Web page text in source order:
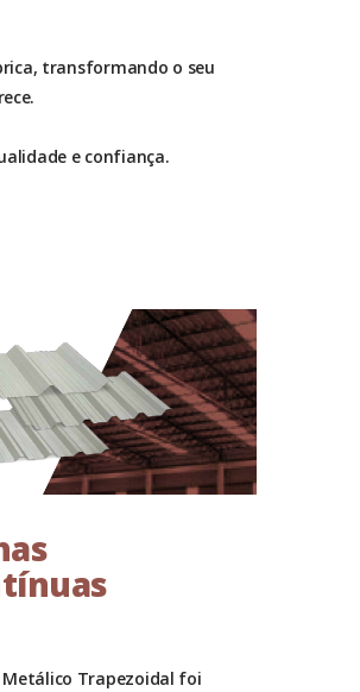
transformando o seu
e confiança.
Metálico Trapezoidal foi